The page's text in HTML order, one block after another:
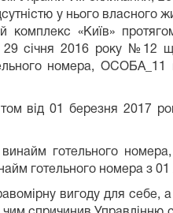
у нього власного
«Київ»
січня 2016 року №12
номера,
від 01 березня 2017
готельного
готельного номера з 01
вигоду для себе,